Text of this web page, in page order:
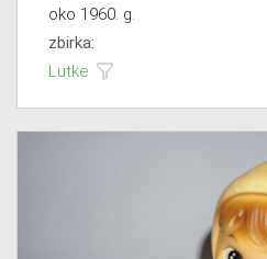
oko 1960. g.
zbirka:
Lutke